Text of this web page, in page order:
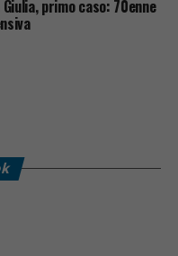
primo caso: 70enne